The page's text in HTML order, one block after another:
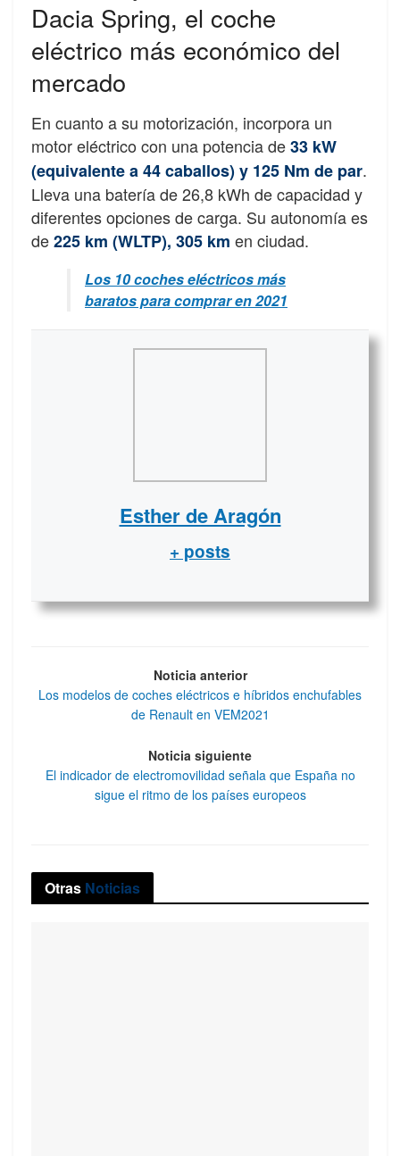
Dacia Spring, el coche
eléctrico más económico del
mercado
En cuanto a su motorización, incorpora un
motor eléctrico con una potencia de33 kW
(equivalente a 44 caballos) y 125 Nm de par.
Lleva una batería de 26,8 kWh de capacidad y
diferentes opciones de carga. Su autonomía es
de225 km (WLTP), 305 km en ciudad.
Los 10 coches eléctricos más
baratos para comprar en 2021
Esther de Aragón
+ posts
Noticia anterior
Los modelos de coches eléctricos e híbridos enchufables
de Renault en VEM2021
Noticia siguiente
El indicador de electromovilidad señala que España no
sigue el ritmo de los países europeos
Otras Noticias